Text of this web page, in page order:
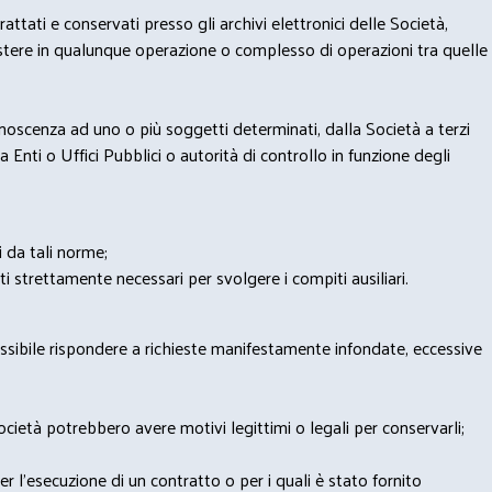
e conservati presso gli archivi elettronici delle Società,
in qualunque operazione o complesso di operazioni tra quelle
ad uno o più soggetti determinati, dalla Società a terzi
Enti o Uffici Pubblici o autorità di controllo in funzione degli
tali norme;
necessari per svolgere i compiti ausiliari.
rispondere a richieste manifestamente infondate, eccessive
potrebbero avere motivi legittimi o legali per conservarli;
l’esecuzione di un contratto o per i quali è stato fornito